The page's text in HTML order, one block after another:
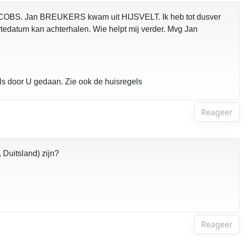
Jan BREUKERS kwam uit HIJSVELT. Ik heb tot dusver
kan achterhalen. Wie helpt mij verder. Mvg Jan
door U gedaan. Zie ook de huisregels
Reageer
Duitsland) zijn?
Reageer